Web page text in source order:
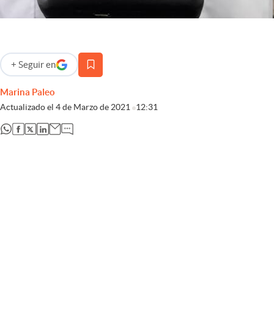
abre en nueva pestaña
Marina Paleo
Actualizado el 4 de Marzo de 2021 12:31
+ Seguir en
abre en nueva pestaña
abre en nueva pestaña
abre en nueva pestaña
abre en nueva pestaña
abre en nueva pestaña